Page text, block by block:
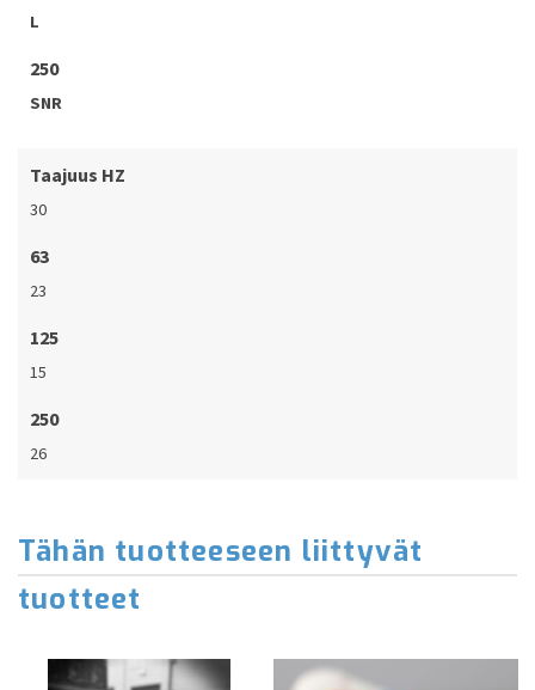
L
250
SNR
Taajuus HZ
30
63
23
125
15
250
26
Tähän tuotteeseen liittyvät
tuotteet